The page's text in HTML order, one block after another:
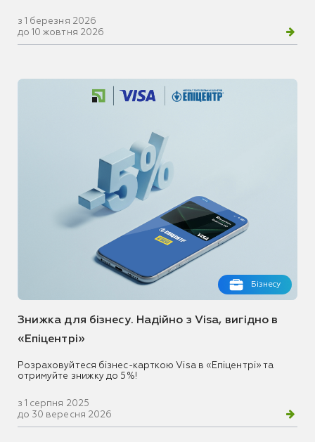
з 1 березня 2026
до 10 жовтня 2026
Бізнесу
Знижка для бізнесу. Надійно з Visa, вигідно в
«Епіцентрі»
Розраховуйтеся бізнес-карткою Visa в «Епіцентрі» та
отримуйте знижку до 5%!
з 1 серпня 2025
до 30 вересня 2026